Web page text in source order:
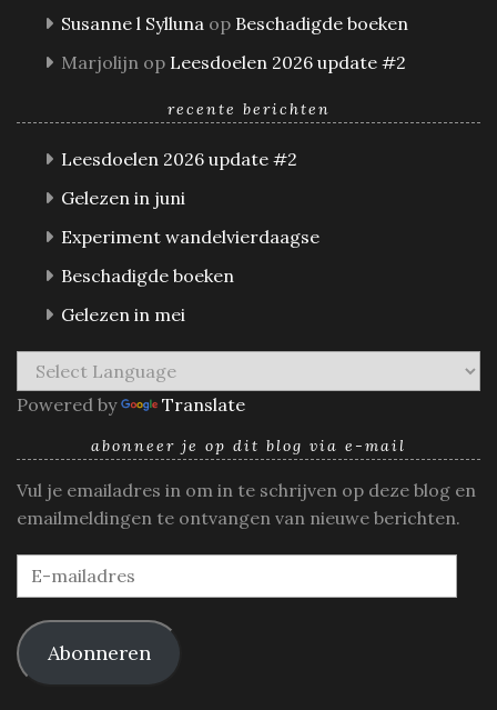
Susanne l Sylluna op Beschadigde boeken
Marjolijn op Leesdoelen 2026 update #2
recente berichten
Leesdoelen 2026 update #2
Gelezen in juni
Experiment wandelvierdaagse
Beschadigde boeken
Gelezen in mei
Powered by Translate
abonneer je op dit blog via e-mail
Vul je emailadres in om in te schrijven op deze blog en
emailmeldingen te ontvangen van nieuwe berichten.
E-
mailadres
Abonneren